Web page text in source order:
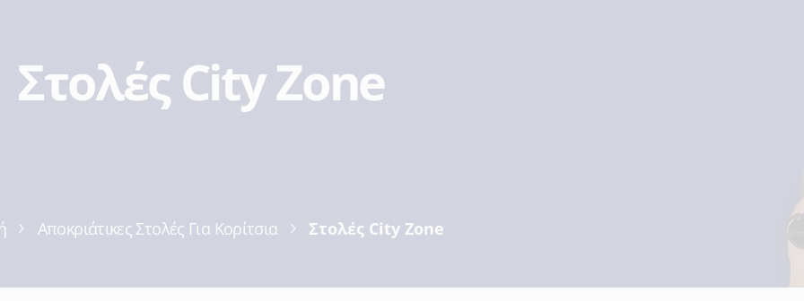
Στολές City Zone
Αποκριάτικες Στολές Για Κορίτσια Στολές City Zone